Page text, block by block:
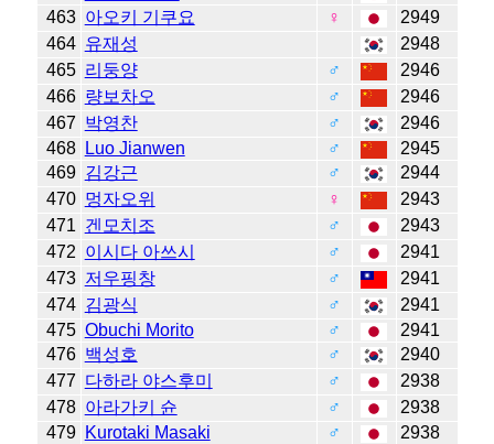
463 아오키 기쿠요 ♀
2949
464 유재성
2948
465 리둥양 ♂
2946
466 량보차오 ♂
2946
467 박영찬 ♂
2946
468
Luo Jianwen ♂
2945
469 김강근 ♂
2944
470 멍자오위 ♀
2943
471 겐모치조 ♂
2943
472 이시다 아쓰시 ♂
2941
473 저우핑창 ♂
2941
474 김광식 ♂
2941
475 Obuchi Morito ♂
2941
476 백성호 ♂
2940
477 다하라 야스후미 ♂
2938
478 아라가키 슌 ♂
2938
479 Kurotaki Masaki ♂
2938